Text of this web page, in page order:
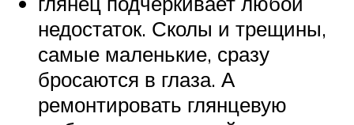
недостаток. Сколы и трещины,
самые маленькие, сразу
бросаются в глаза. А
ремонтировать глянцевую